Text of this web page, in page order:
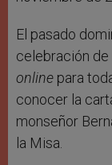
El pasado
celebración
online para
conocer la
monseñor
la Misa.